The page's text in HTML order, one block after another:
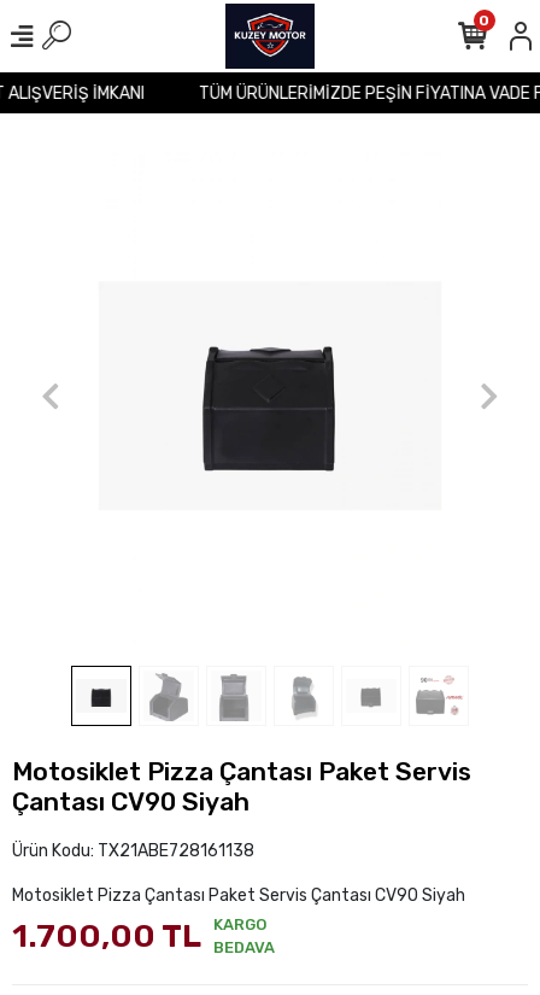
ALIŞVERİŞ İMKANI TÜM ÜRÜNLERİMİZDE PEŞİN FİYATINA
0
Motosiklet Pizza Çantası Paket Servis
Çantası CV90 Siyah
Ürün Kodu: TX21ABE728161138
Motosiklet Pizza Çantası Paket Servis Çantası CV90 Siyah
1.700,00 TL
KARGO
BEDAVA